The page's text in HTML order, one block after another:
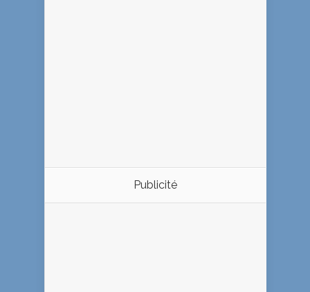
Publicité